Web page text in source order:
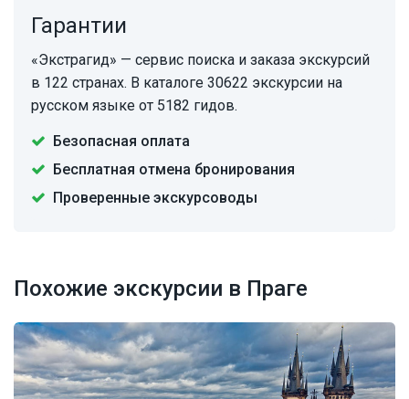
Гарантии
«Экстрагид» — сервис поиска и заказа экскурсий
в 122 странах. В каталоге 30622 экскурсии на
русском языке от 5182 гидов.
Безопасная оплата
Бесплатная отмена бронирования
Проверенные экскурсоводы
Похожие экскурсии в Праге